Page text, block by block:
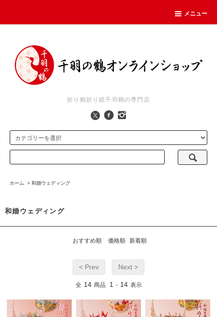
メニュー
折り鶴折り紙千羽鶴の専門店
ホーム > 和婚ウェディング
和婚ウェディング
おすすめ順 価格順 新着順
< Prev Next >
全 14 商品 1 - 14 表示